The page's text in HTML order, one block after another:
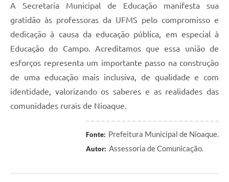
A Secretaria Municipal de Educação manifesta sua
gratidão às professoras da UFMS pelo compromisso e
dedicação à causa da educação pública, em especial à
Educação do Campo. Acreditamos que essa união de
esforços representa um importante passo na construção
de uma educação mais inclusiva, de qualidade e com
identidade, valorizando os saberes e as realidades das
comunidades rurais de Nioaque.
Fonte: Prefeitura Municipal de Nioaque.
Autor: Assessoria de Comunicação.